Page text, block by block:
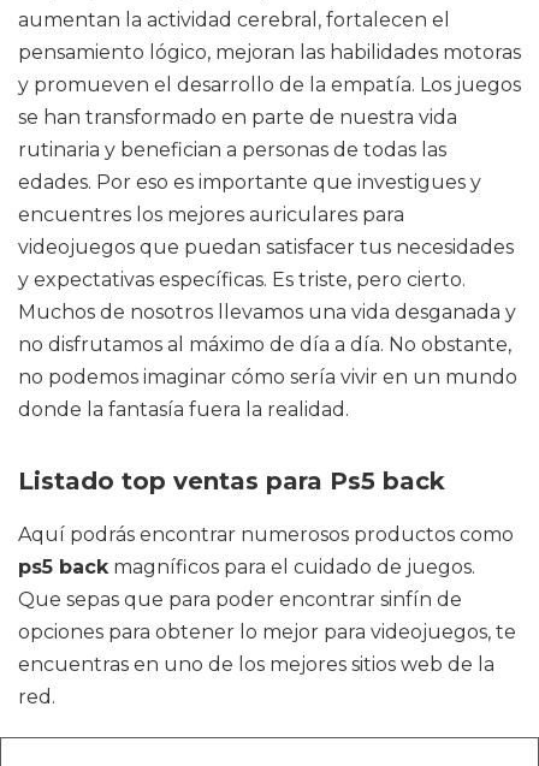
aumentan la actividad cerebral, fortalecen el
pensamiento lógico, mejoran las habilidades motoras
y promueven el desarrollo de la empatía. Los juegos
se han transformado en parte de nuestra vida
rutinaria y benefician a personas de todas las
edades. Por eso es importante que investigues y
encuentres los mejores auriculares para
videojuegos que puedan satisfacer tus necesidades
y expectativas específicas. Es triste, pero cierto.
Muchos de nosotros llevamos una vida desganada y
no disfrutamos al máximo de día a día. No obstante,
no podemos imaginar cómo sería vivir en un mundo
donde la fantasía fuera la realidad.
Listado top ventas para Ps5 back
Aquí podrás encontrar numerosos productos como
ps5 backmagníficos para el cuidado de juegos.
Que sepas que para poder encontrar sinfín de
opciones para obtener lo mejor para videojuegos, te
encuentras en uno de los mejores sitios web de la
red.